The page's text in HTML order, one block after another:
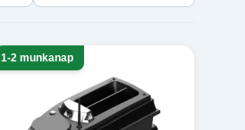
1-2 munkanap